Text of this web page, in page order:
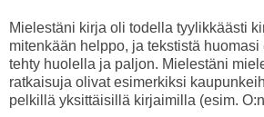
Mielestäni kirja oli todella tyylikkäästi
mitenkään helppo, ja tekstistä huomasi
tehty huolella ja paljon. Mielestäni
ratkaisuja olivat esimerkiksi
pelkillä yksittäisillä kirjaimilla (esim.